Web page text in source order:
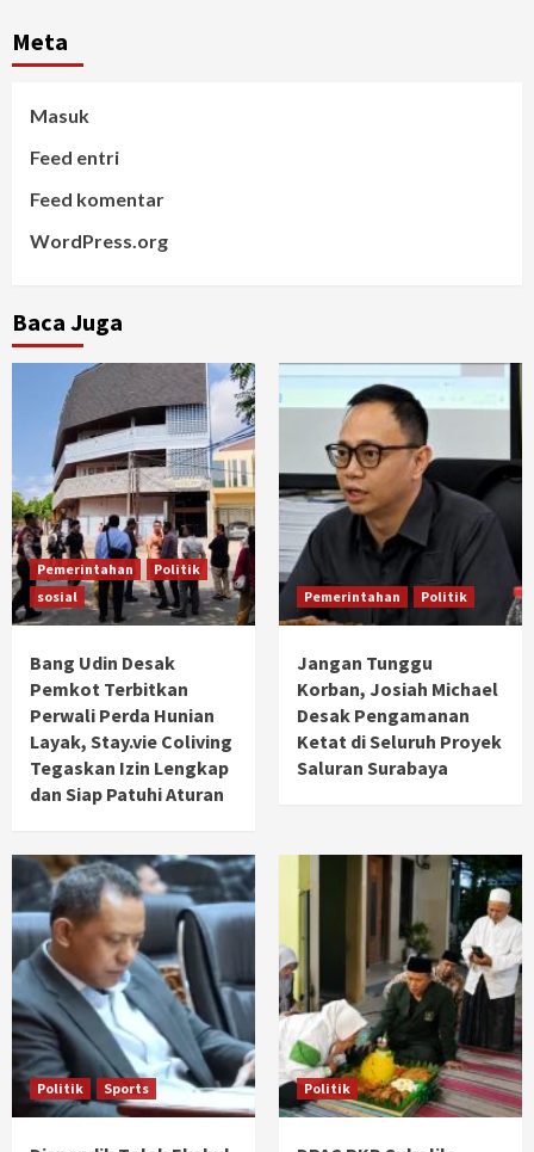
Meta
Masuk
Feed entri
Feed komentar
WordPress.org
Baca Juga
Pemerintahan
Politik
sosial
Bang Udin Desak
Pemkot Terbitkan
Perwali Perda Hunian
Layak, Stay.vie Coliving
Tegaskan Izin Lengkap
dan Siap Patuhi Aturan
Pemerintahan Politik
Jangan Tunggu
Korban, Josiah Michael
Desak Pengamanan
Ketat di Seluruh Proyek
Saluran Surabaya
Politik Sports Politik